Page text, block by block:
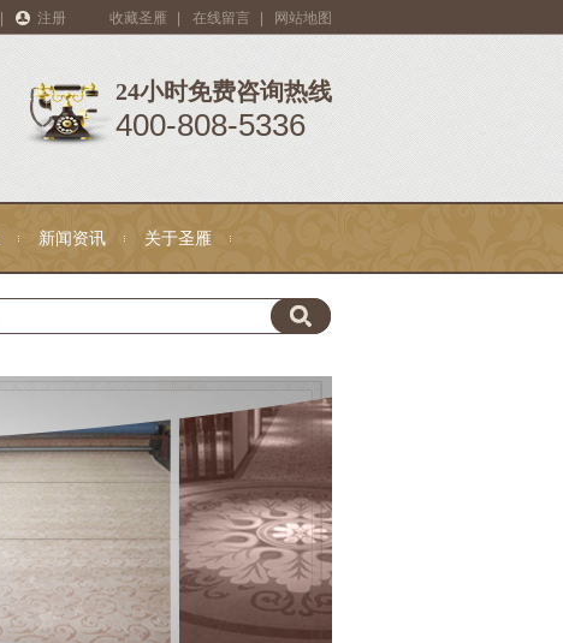
注册 收藏圣雁 在线留言 网站地图
24小时免费咨询热线
400-808-5336
新闻资讯 关于圣雁